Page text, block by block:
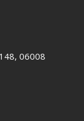
06008